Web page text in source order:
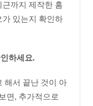
근까지 제작한 홈
있는지 확인하
하세요.
해서 끝난 것이 아
면, 추가적으로